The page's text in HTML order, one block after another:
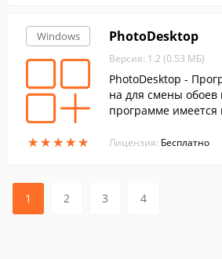
Windows
★★★★★
★★★★★
PhotoDesktop
Версия: 1.2 (0.53 МБ)
PhotoDesktop -
на для смены обоев
программе имеется
е размера
н показ слайд-шоу
Лицензия: Бесплатно
1 2 3 4